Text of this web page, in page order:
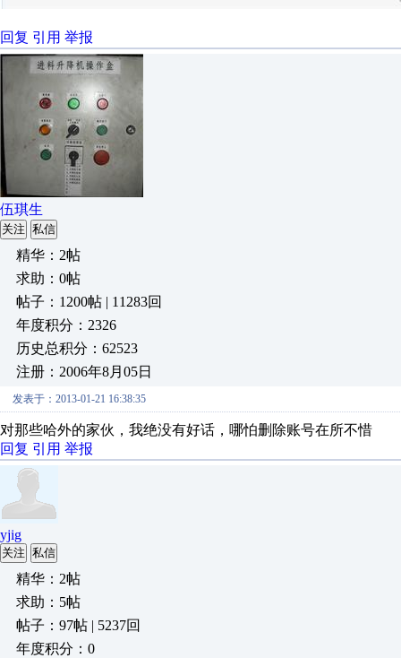
回复 引用 举报
伍琪生
关注 私信
精华：2帖
求助：0帖
帖子：1200帖 | 11283回
年度积分：2326
历史总积分：62523
注册：2006年8月05日
发表于：2013-01-21 16:38:35
对那些哈外的家伙，我绝没有好话，哪怕删除账号在所不惜
回复 引用 举报
yjig
关注 私信
精华：2帖
求助：5帖
帖子：97帖 | 5237回
年度积分：0